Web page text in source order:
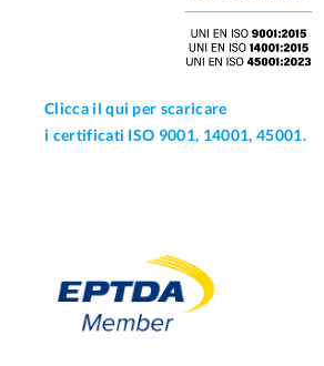
Clicca il qui per scaricare
i certificati ISO 9001, 14001, 45001.